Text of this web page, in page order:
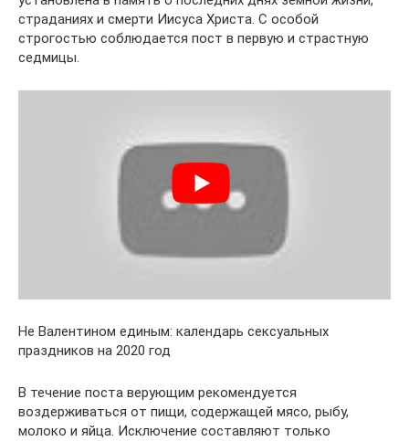
страданиях и смерти Иисуса Христа. С особой
строгостью соблюдается пост в первую и страстную
седмицы.
Не Валентином единым: календарь сексуальных
праздников на 2020 год
В течение поста верующим рекомендуется
воздерживаться от пищи, содержащей мясо, рыбу,
молоко и яйца. Исключение составляют только